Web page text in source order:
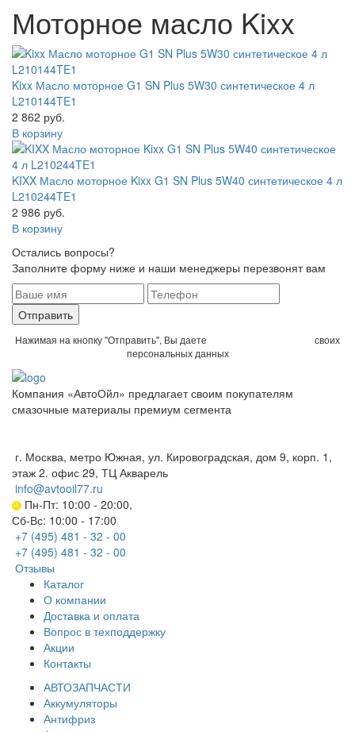
Моторное масло Kixx
Kixx Масло моторное G1 SN Plus 5W30 синтетическое 4 л
L210144TE1
2 862 руб.
В корзину
KIXX Масло моторное Kixx G1 SN Plus 5W40 синтетическое 4 л
L210244TE1
2 986 руб.
В корзину
Остались вопросы?
Заполните форму ниже и наши менеджеры перезвонят вам
Отправить
Нажимая на кнопку "Отправить", Вы даете
своих
персональных данных
Компания «АвтоОйл» предлагает своим покупателям
смазочные материалы премиум сегмента
г. Москва, метро Южная, ул. Кировоградская, дом 9, корп. 1,
этаж 2. офис 29, ТЦ Акварель
info@avtooil77.ru
Пн-Пт: 10:00 - 20:00,
Сб-Вс: 10:00 - 17:00
+7 (495) 481 - 32 - 00
+7 (495) 481 - 32 - 00
Отзывы
Каталог
О компании
Доставка и оплата
Вопрос в техподдержку
Акции
Контакты
АВТОЗАПЧАСТИ
Аккумуляторы
Антифриз